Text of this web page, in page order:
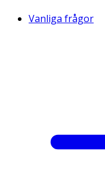
Vanliga frågor